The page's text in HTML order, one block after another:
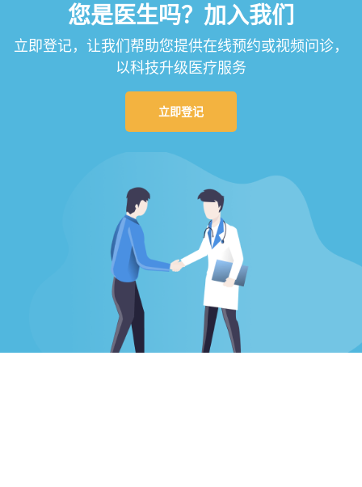
您是医生吗？加入我们
立即登记，让我们帮助您提供在线预约或视频问诊，
以科技升级医疗服务
立即登记